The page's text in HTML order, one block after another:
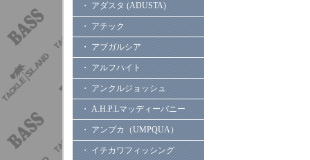
・ アダスタ (ADUSTA)
・ アチック
・ アブガルシア
・ アルフハイト
・ アンクルジョッシュ
・ A.H.P.Lマッディーバニー
・ アンプカ（UMPQUA）
・ イチカワフィッシング